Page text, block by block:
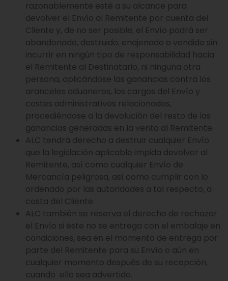
razonablemente esté a su alcance para
devolver el Envío al Remitente por cuenta del
Cliente y, de no ser posible, el Envío podrá ser
abandonado, destruido, enajenado o vendido sin
incurrir en ningún tipo de responsabilidad hacia
el Remitente al Destinatario, ni ninguna otra
persona, aplicándose las ganancias contra los
aranceles aduaneros, los cargos del Envío y
costes administrativos relacionados,
procediéndose a la devolución del resto de las
ganancias generadas en la venta al Remitente.
ALC tendrá derecho a destruir cualquier Envío
que la legislación aplicable impida devolver al
Remitente, así como cualquier Envío de
Mercancía peligrosa, así como cumplir con lo
ordenado por las autoridades a tal respecto, a
costa del Cliente.
ALC también se reserva el derecho de rechazar
el Envío si éste no se entrega con el embalaje en
condiciones, sea en el momento de entrega por
parte del Remitente para su Envío o aún en
cualquier momento después de su recepción,
cuando ello sea advertido.